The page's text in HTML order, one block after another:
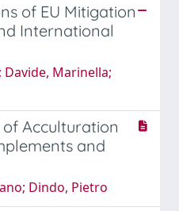
of EU Mitigation
International
Davide, Marinella;
Acculturation
and
Dindo, Pietro